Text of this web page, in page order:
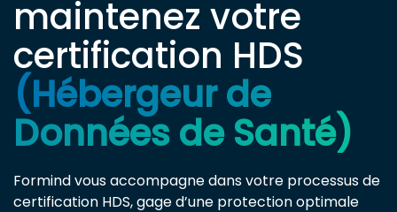
maintenez votre
certification HDS
(Hébergeur de
Données de Santé)
Formind vous accompagne dans votre processus de
certification HDS, gage d’une protection optimale